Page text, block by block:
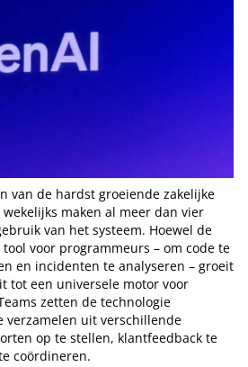
van de hardst groeiende zakelijke
maken al meer dan vier
van het systeem. Hoewel de
voor programmeurs – om code te
en incidenten te analyseren – groeit
tot een universele motor voor
zetten de technologie
verzamelen uit verschillende
op te stellen, klantfeedback te
coördineren.